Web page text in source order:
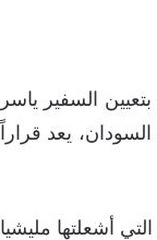
السفير ياسر
يعد قراراً
أشعلتها مليشيا